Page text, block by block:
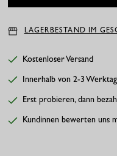
LAGERBESTAND IM
Kostenloser Versand
Innerhalb von 2-3
Erst probieren, dann
Kundinnen bewerten uns